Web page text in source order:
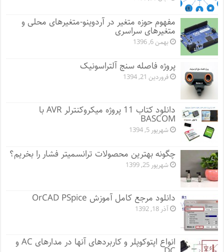
مفهوم حوزه متغیر در آردوینو-متغیرهای محلی و
متغیرهای سراسری
بهمن 6, 1396
پروژه فاصله سنج آلتراسونیک
فروردین 21, 1394
دانلود کتاب 11 پروژه میکروکنترلر AVR با
BASCOM
شهریور 5, 1394
چگونه بهترین محصولات ترانسمیتر فشار را بخریم؟
شهریور 25, 1399
دانلود مرجع کامل آموزش OrCAD PSpice
آذر 18, 1392
انواع اپتوکوپلر و کاربردهای آنها در مدارهای AC و